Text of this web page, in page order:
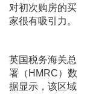
对初次购房的买
家很有吸引力。
英国税务海关总
署（HMRC）数
据显示，该区域